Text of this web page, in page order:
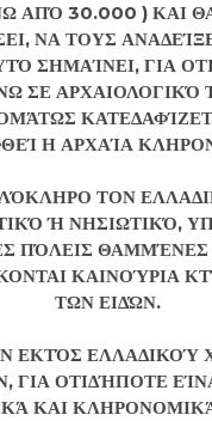
ΑΠΌ 30.000 ) ΚΑΙ
ΝΑ ΤΟΥΣ
ΣΗΜΑΊΝΕΙ, ΓΙΑ
ΣΕ
Η ΑΡΧΑΊΑ
ΤΟΝ
Ή ΝΗΣΙΩΤΙΚΌ,
ΠΌΛΕΙΣ ΘΑΜΜΈΝΕΣ
ΚΑΙΝΟΎΡΙΑ
ΤΩΝ ΕΙΔΏΝ.
ΕΚΤΌΣ ΕΛΛΑΔΙΚΟΎ
ΓΙΑ ΟΤΙΔΉΠΟΤΕ
ΚΑΙ